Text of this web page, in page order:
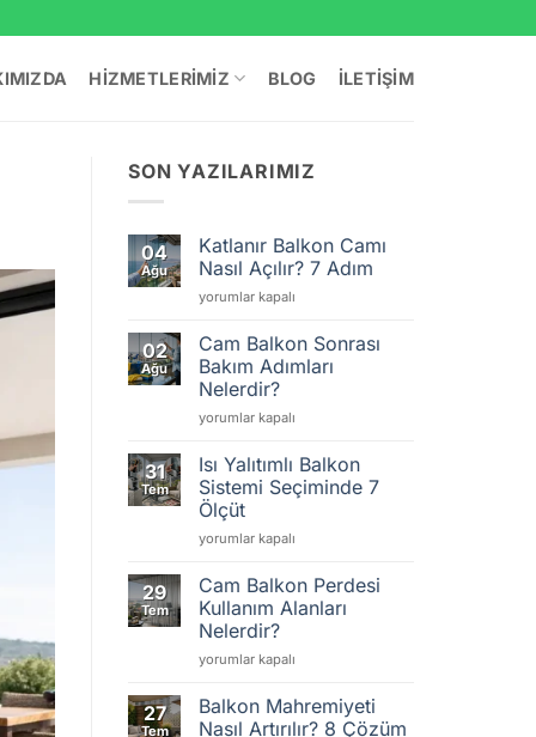
HIZMETLERIMIZ BLOG İLETIŞIM
SON YAZILARIMIZ
04
Ağu
Katlanır Balkon Camı
Nasıl Açılır? 7 Adım
Katlanır
Camı
Nasıl
Açılır?
7
Adım
yorumlar kapalı
02
Ağu
Cam Balkon Sonrası
Bakım Adımları
Nelerdir?
Cam
Sonrası
Bakım
Adımları
Nelerdir?
için
yorumlar kapalı
31
Tem
Isı Yalıtımlı Balkon
Sistemi Seçiminde 7
Ölçüt
Isı
Balkon
Sistemi
Seçiminde
7
Ölçüt
yorumlar kapalı
29
Tem
Cam Balkon Perdesi
Kullanım Alanları
Nelerdir?
Cam
Perdesi
Kullanım
yorumlar kapalı
27
Tem
Balkon Mahremiyeti
Nasıl Artırılır? 8 Çözüm